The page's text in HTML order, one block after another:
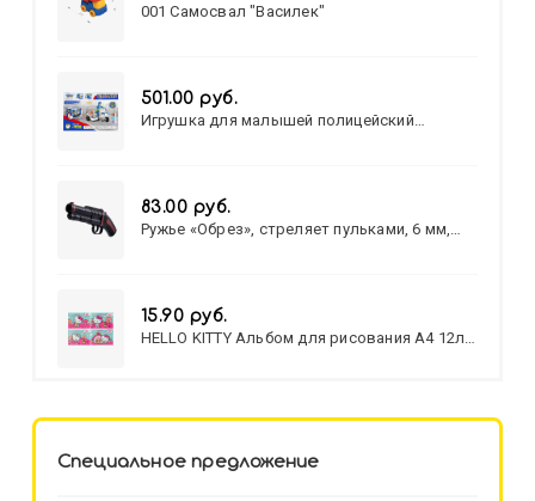
001 Самосвал "Василек"
501.00 руб.
Игрушка для малышей полицейский
83.00 руб.
Ружье «Обрез», стреляет пульками, 6 мм,
15.90 руб.
HELLO KITTY Альбом для рисования А4 12л.
Специальное предложение